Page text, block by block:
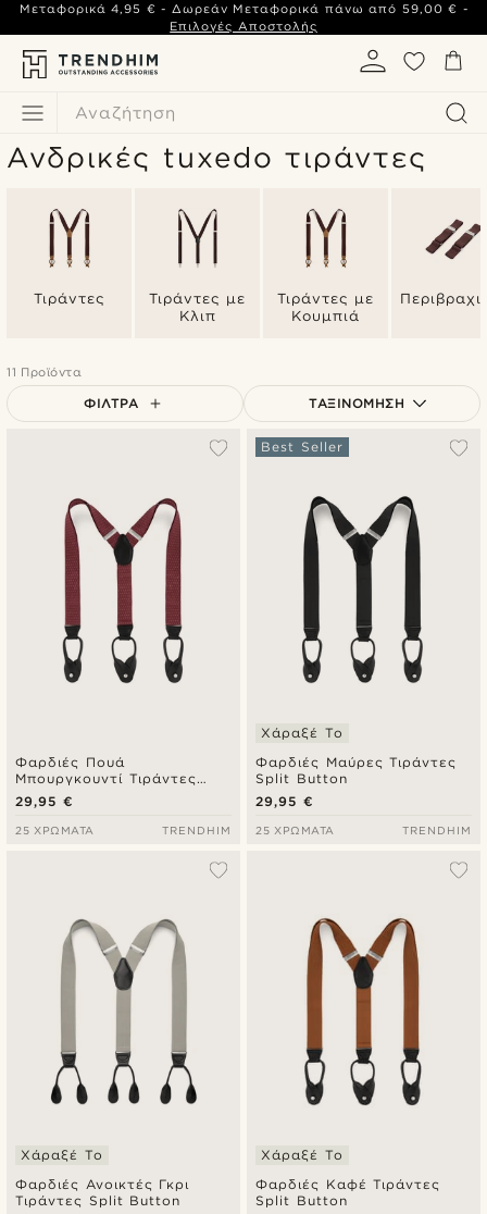
Αναζήτηση
Μεταφορικά 4,95 € - Δωρεάν Μεταφορικά πάνω από 59,00 € -
Επιλογές Αποστολής
Ανδρικές tuxedo τιράντες
Τιράντες
Τιράντες με
Κλιπ
Τιράντες με
Κουμπιά
11 Προϊόντα
ΦΊΛΤΡΑ ΤΑΞΙΝΌΜΗΣΗ
Δημοφιλέστερα
Φθηνότερα
Ακριβότερα
Φαρδιές Πουά
Μπουργκουντί Τιράντες
Split Button
29,95 €
25 ΧΡΏΜΑΤΑ TRENDHIM
Φαρδιές Μαύρες Τιράντες
Split Button
Best Seller
Χάραξέ Το
29,95 €
25 ΧΡΏΜΑΤΑ TRENDHIM
Φαρδιές Ανοικτές Γκρι
Τιράντες Split Button
Χάραξέ Το
Φαρδιές Καφέ Τιράντες
Split Button
Χάραξέ Το